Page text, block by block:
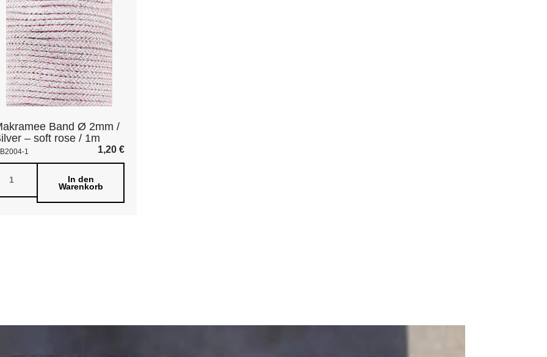
Band Ø 2mm /
– soft rose / 1m
1 1,20 €
In den
Warenkorb